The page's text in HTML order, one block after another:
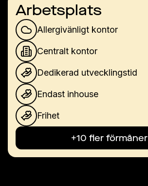
Arbetsplats
Allergivänligt kontor
Centralt kontor
Dedikerad utvecklingstid
Endast inhouse
Frihet
+10 fler förmåner